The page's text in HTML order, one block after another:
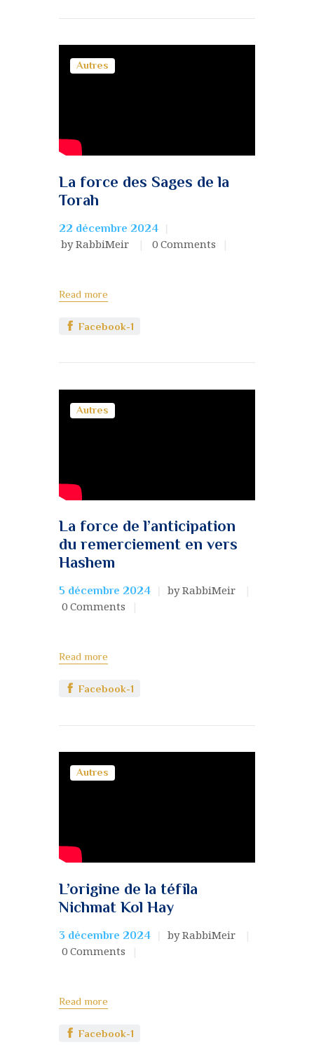
Autres
La force des Sages de la
Torah
22 décembre 2024
by RabbiMeir 0 Comments
Read more
Facebook-1
Autres
La force de l’anticipation
du remerciement en vers
Hashem
5 décembre 2024
by RabbiMeir
0 Comments
Read more
Facebook-1
Autres
L’origine de la téfila
Nichmat Kol Hay
3 décembre 2024
by RabbiMeir
0 Comments
Read more
Facebook-1